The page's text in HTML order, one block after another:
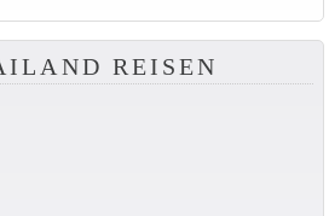
REISEN